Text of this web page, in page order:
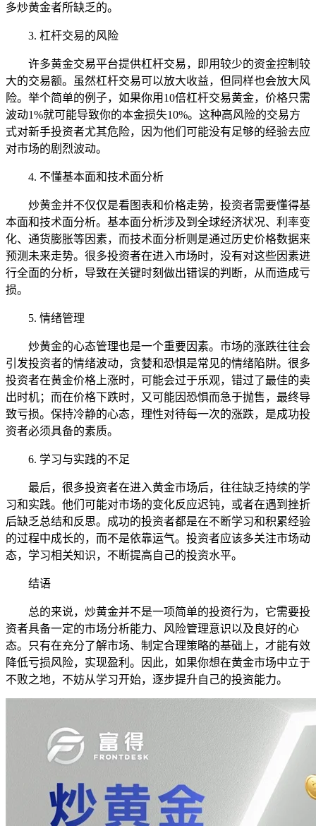
多炒黄金者所缺乏的。
3. 杠杆交易的风险
许多黄金交易平台提供杠杆交易，即用较少的资金控制较
大的交易额。虽然杠杆交易可以放大收益，但同样也会放大风
险。举个简单的例子，如果你用10倍杠杆交易黄金，价格只需
波动1%就可能导致你的本金损失10%。这种高风险的交易方
式对新手投资者尤其危险，因为他们可能没有足够的经验去应
对市场的剧烈波动。
4. 不懂基本面和技术面分析
炒黄金并不仅仅是看图表和价格走势，投资者需要懂得基
本面和技术面分析。基本面分析涉及到全球经济状况、利率变
化、通货膨胀等因素，而技术面分析则是通过历史价格数据来
预测未来走势。很多投资者在进入市场时，没有对这些因素进
行全面的分析，导致在关键时刻做出错误的判断，从而造成亏
损。
5. 情绪管理
炒黄金的心态管理也是一个重要因素。市场的涨跌往往会
引发投资者的情绪波动，贪婪和恐惧是常见的情绪陷阱。很多
投资者在黄金价格上涨时，可能会过于乐观，错过了最佳的卖
出时机；而在价格下跌时，又可能因恐惧而急于抛售，最终导
致亏损。保持冷静的心态，理性对待每一次的涨跌，是成功投
资者必须具备的素质。
6. 学习与实践的不足
最后，很多投资者在进入黄金市场后，往往缺乏持续的学
习和实践。他们可能对市场的变化反应迟钝，或者在遇到挫折
后缺乏总结和反思。成功的投资者都是在不断学习和积累经验
的过程中成长的，而不是依靠运气。投资者应该多关注市场动
态，学习相关知识，不断提高自己的投资水平。
结语
总的来说，炒黄金并不是一项简单的投资行为，它需要投
资者具备一定的市场分析能力、风险管理意识以及良好的心
态。只有在充分了解市场、制定合理策略的基础上，才能有效
降低亏损风险，实现盈利。因此，如果你想在黄金市场中立于
不败之地，不妨从学习开始，逐步提升自己的投资能力。